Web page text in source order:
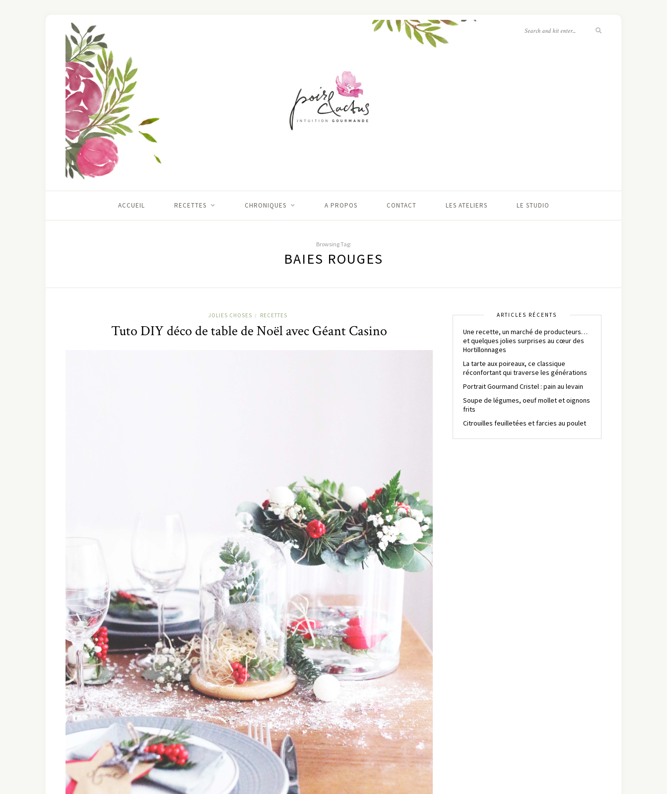
ACCUEIL RECETTES CHRONIQUES A PROPOS CONTACT LES ATELIERS LE STUDIO
Browsing Tag:
BAIES ROUGES
JOLIES CHOSES / RECETTES
Tuto DIY déco de table de Noël avec Géant Casino
ARTICLES RÉCENTS
Une recette, un marché de producteurs…
et quelques jolies surprises au cœur des
Hortillonnages
La tarte aux poireaux, ce classique
réconfortant qui traverse les générations
Portrait Gourmand Cristel : pain au levain
Soupe de légumes, oeuf mollet et oignons
frits
Citrouilles feuilletées et farcies au poulet